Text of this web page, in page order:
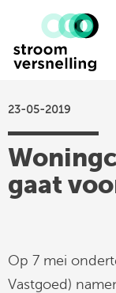
Stroomversnelling
agenda
contact
23-05-2019
gaat
Op 7 mei
Vastgoed)